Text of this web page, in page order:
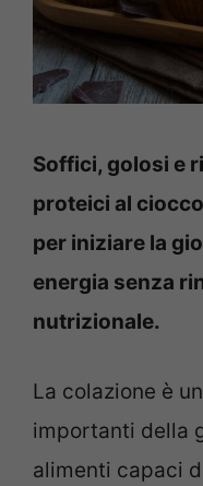
Soffici, golosi e
proteici al
per iniziare la
energia senza
nutrizionale.
La colazione è
importanti della
alimenti capaci